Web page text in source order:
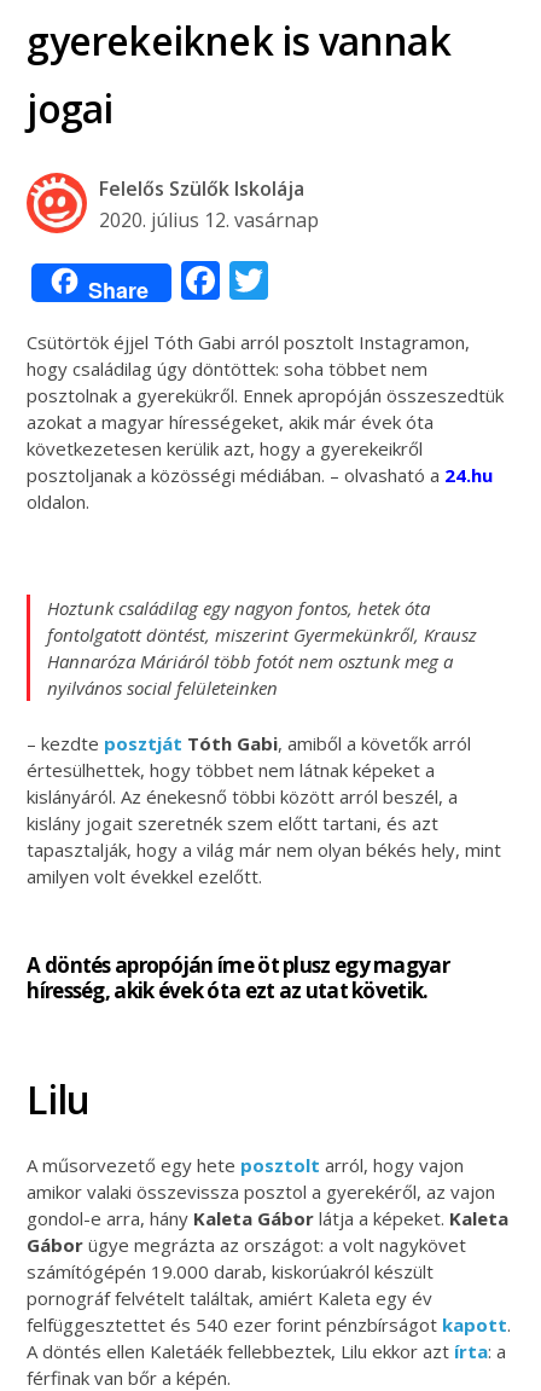
gyerekeiknek is vannak
jogai
Felelős Szülők Iskolája
2020. július 12. vasárnap
Share Facebook
Csütörtök éjjel Tóth Gabi arról posztolt Instagramon,
hogy családilag úgy döntöttek: soha többet nem
posztolnak a gyerekükről. Ennek apropóján összeszedtük
azokat a magyar hírességeket, akik már évek óta
következetesen kerülik azt, hogy a gyerekeikről
posztoljanak a közösségi médiában. – olvasható a 24.hu
oldalon.
Hoztunk családilag egy nagyon fontos, hetek óta
fontolgatott döntést, miszerint Gyermekünkről, Krausz
Hannaróza Máriáról több fotót nem osztunk meg a
nyilvános social felületeinken
– kezdte posztját Tóth Gabi, amiből a követők arról
értesülhettek, hogy többet nem látnak képeket a
kislányáról. Az énekesnő többi között arról beszél, a
kislány jogait szeretnék szem előtt tartani, és azt
tapasztalják, hogy a világ már nem olyan békés hely, mint
amilyen volt évekkel ezelőtt.
A döntés apropóján íme öt plusz egy magyar
híresség, akik évek óta ezt az utat követik.
Lilu
A műsorvezető egy hete posztolt arról, hogy vajon
amikor valaki összevissza posztol a gyerekéről, az vajon
gondol-e arra, hány Kaleta Gábor látja a képeket. Kaleta
Gábor ügye megrázta az országot: a volt nagykövet
számítógépén 19.000 darab, kiskorúakról készült
pornográf felvételt találtak, amiért Kaleta egy év
felfüggesztettet és 540 ezer forint pénzbírságot kapott.
A döntés ellen Kaletáék fellebbeztek, Lilu ekkor azt írta: a
férfinak van bőr a képén.